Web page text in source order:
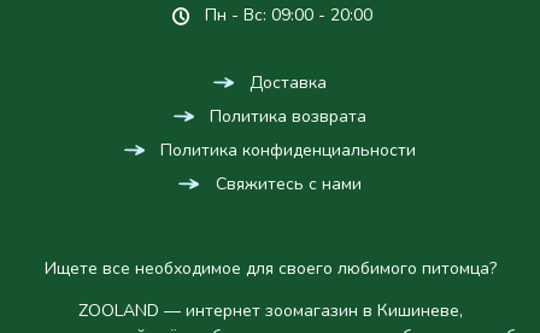
Пн - Вс: 09:00 - 20:00
Доставка
Политика возврата
Политика конфиденциальности
Свяжитесь с нами
Ищете все необходимое для своего любимого питомца?
ZOOLAND — интернет зоомагазин в Кишиневе,